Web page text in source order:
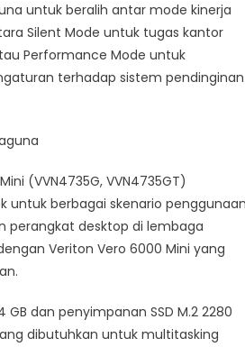
untuk beralih antar mode kinerja
Silent Mode untuk tugas kantor
Performance Mode untuk
terhadap sistem pendinginan
(VVN4735G, VVN4735GT)
untuk berbagai skenario
perangkat desktop di lembaga
Veriton Vero 6000 Mini yang
dan penyimpanan SSD M.2 2280
dibutuhkan untuk multitasking